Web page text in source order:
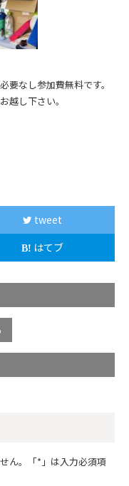
要なし参加費無料です。
越し下さい。
tweet
はてブ
ん。 「*」 は入力必須項